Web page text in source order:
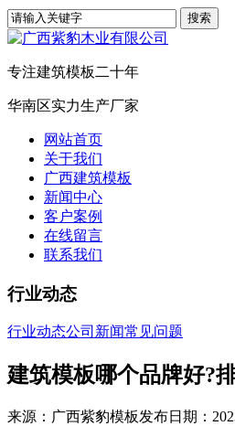
专注建筑模板二十年
华南区实力生产厂家
网站首页
关于我们
广西建筑模板
新闻中心
客户案例
在线留言
联系我们
行业动态
行业动态公司新闻常见问题
建筑模板哪个品牌好?
来源：广西紫豹模板发布日期：